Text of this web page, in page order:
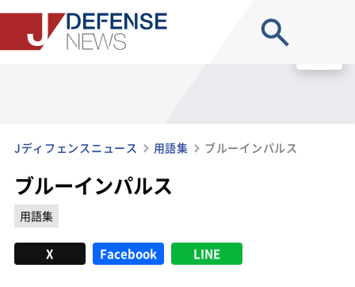
Jディフェンスニュース 用語集 ブルーインパルス
ブルーインパルス
用語集
X Facebook LINE